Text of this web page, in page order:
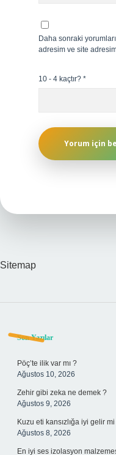
Daha sonraki
adresim ve site
10 - 4 kaçtır? *
Sitemap
Sidebar
Son Yazılar
Pöç’te ilik var mı ?
Ağustos 10, 2026
Zehir gibi zeka ne demek ?
Ağustos 9, 2026
Kuzu eti kansızlığa iyi gelir
Ağustos 8, 2026
En iyi ses izolasyon